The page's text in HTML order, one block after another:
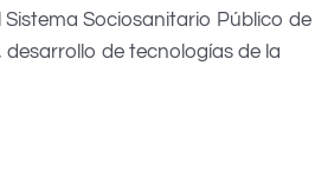
Sociosanitario Público de
de tecnologías de la